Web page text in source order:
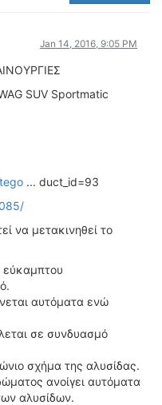
Jan 14, 2016, 9:05 PM
SUV Sportmatic
... duct_id=93
να μετακινηθεί το
εύκαμπτου
αυτόματα ενώ
σε συνδυασμό
σχήμα της αλυσίδας.
ανοίγει αυτόματα
αλυσίδων.